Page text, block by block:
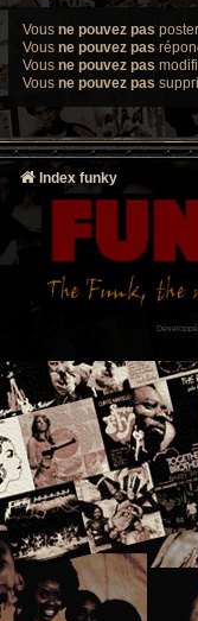
Vous ne pouvez pas
Vous ne pouvez pas
Vous ne pouvez pas
Vous ne pouvez pas
Index funky